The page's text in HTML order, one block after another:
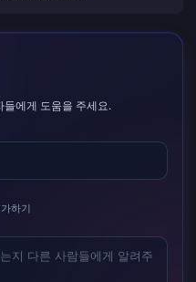
들에게 도움을 주세요.
하기